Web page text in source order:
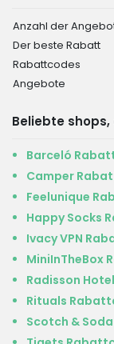
Anzahl der
Der beste Rabatt
Rabattcodes
Angebote
Beliebte
Barceló
Camper
Feelunique
Happy Socks
Ivacy VPN
MiniInTheBox
Radisson
Rituals
Scotch &